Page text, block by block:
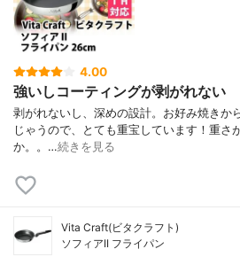
4.00
強いしコーティングが剥がれない
剥がれないし、深めの設計。お好み焼きか
じゃうので、とても重宝しています！重さ
か。。…続きを見る
Vita Craft(ビタクラフト)
ソフィアII フライパン